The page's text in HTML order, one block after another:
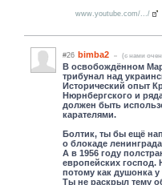
www.youtube.com/.../
#26 bimba2 (c нами
В освобождённом
трибунал над
Исторический опыт
Нюрнбергского и
должен быть
карателями.
Болтик, ты бы ещё
о блокаде
А в 1956 году
европейских господ.
потому как душонка
Ты не раскрыл тему